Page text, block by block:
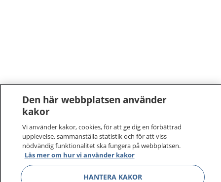
Den här webbplatsen använder
kakor
Vi använder kakor, cookies, för att ge dig en förbättrad
upplevelse, sammanställa statistik och för att viss
nödvändig funktionalitet ska fungera på webbplatsen.
Läs mer om hur vi använder kakor
HANTERA KAKOR